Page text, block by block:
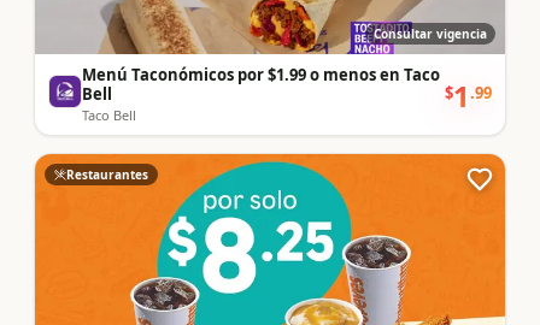
Consultar vigencia
Menú Taconómicos por $1.99 o menos en Taco
Bell
Taco Bell
$1 .99
Restaurantes